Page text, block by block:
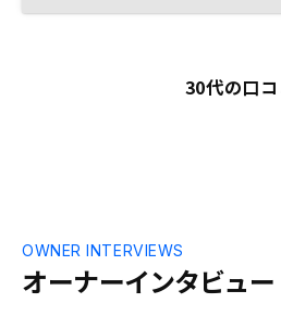
30代の口
オーナーインタビュー
OWNER INTERVIEWS